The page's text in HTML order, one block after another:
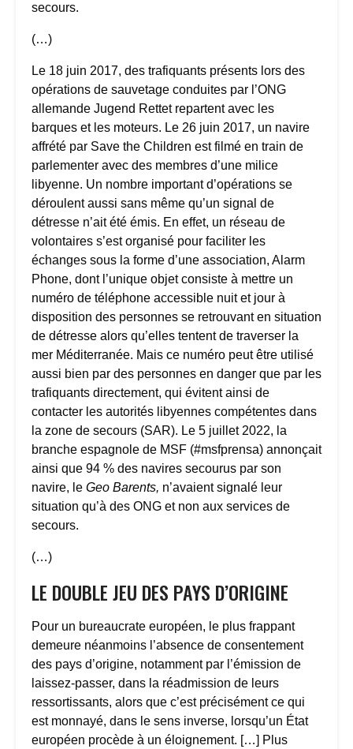
secours.
(…)
Le 18 juin 2017, des trafiquants présents lors des
opérations de sauvetage conduites par l’ONG
allemande Jugend Rettet repartent avec les
barques et les moteurs. Le 26 juin 2017, un navire
affrété par Save the Children est filmé en train de
parlementer avec des membres d’une milice
libyenne. Un nombre important d’opérations se
déroulent aussi sans même qu’un signal de
détresse n’ait été émis. En effet, un réseau de
volontaires s’est organisé pour faciliter les
échanges sous la forme d’une association, Alarm
Phone, dont l’unique objet consiste à mettre un
numéro de téléphone accessible nuit et jour à
disposition des personnes se retrouvant en situation
de détresse alors qu’elles tentent de traverser la
mer Méditerranée. Mais ce numéro peut être utilisé
aussi bien par des personnes en danger que par les
trafiquants directement, qui évitent ainsi de
contacter les autorités libyennes compétentes dans
la zone de secours (SAR). Le 5 juillet 2022, la
branche espagnole de MSF (#msfprensa) annonçait
ainsi que 94 % des navires secourus par son
navire, le Geo Barents, n’avaient signalé leur
situation qu’à des ONG et non aux services de
secours.
(…)
LE DOUBLE JEU DES PAYS D’ORIGINE
Pour un bureaucrate européen, le plus frappant
demeure néanmoins l’absence de consentement
des pays d’origine, notamment par l’émission de
laissez-passer, dans la réadmission de leurs
ressortissants, alors que c’est précisément ce qui
est monnayé, dans le sens inverse, lorsqu’un État
européen procède à un éloignement. […] Plus